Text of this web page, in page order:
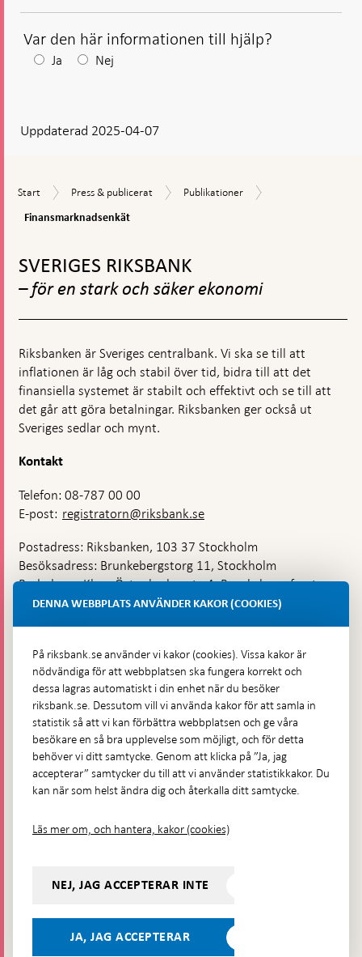
Var den här informationen till hjälp?
Efter
visas
Ja Nej
Uppdaterad 2025-04-07
Start
Start
Press
publicerat
Press & publicerat Publikationer
Publikationer
Finansmarknadsenkät
toppnavigation
SVERIGES RIKSBANK
– för en stark och säker ekonomi
Riksbanken är Sveriges centralbank. Vi ska se till att
inflationen är låg och stabil över tid, bidra till att det
finansiella systemet är stabilt och effektivt och se till att
det går att göra betalningar. Riksbanken ger också ut
Sveriges sedlar och mynt.
Kontakt
Telefon: 08-787 00 00
E-post: registratorn@riksbank.se
Postadress: Riksbanken, 103 37 Stockholm
Besöksadress: Brunkebergstorg 11, Stockholm
Budadress: Klara Östra kyrkogata 4, Brunkebergsfaret,
Lastplats 6
Hitta direkt
Frågor och svar-
Öppnas
i
ny
flik
Till Riksbankens webbarkiv-
Öppnas
i
ny
Presskontakt
Integritetspolicy
Följ oss på sociala medier
YouTubeDela på:Dela på:
Dela
på:
DENNA WEBBPLATS ANVÄNDER KAKOR (COOKIES)
På riksbank.se använder vi kakor (cookies). Vissa kakor är
nödvändiga för att webbplatsen ska fungera korrekt och
dessa lagras automatiskt i din enhet när du besöker
riksbank.se. Dessutom vill vi använda kakor för att samla in
statistik så att vi kan förbättra webbplatsen och ge våra
besökare en så bra upplevelse som möjligt, och för detta
behöver vi ditt samtycke. Genom att klicka på ”Ja, jag
accepterar” samtycker du till att vi använder statistikkakor. Du
kan när som helst ändra dig och återkalla ditt samtycke.
Läs mer om, och hantera, kakor (cookies)
NEJ, JAG ACCEPTERAR INTE
JA, JAG ACCEPTERAR